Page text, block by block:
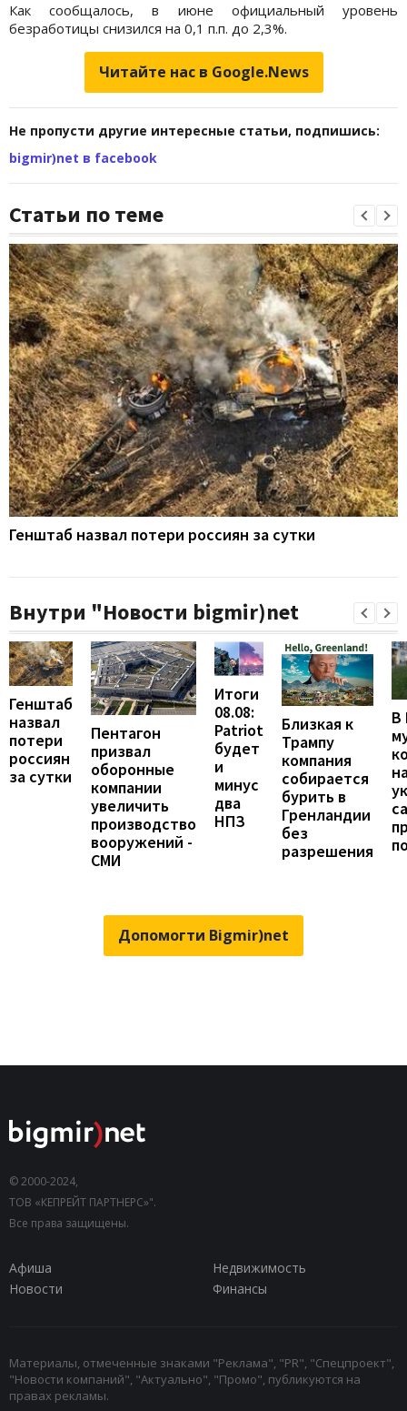
Как сообщалось, в июне официальный уровень
безработицы снизился на 0,1 п.п. до 2,3%.
Читайте нас в Google.News
Не пропусти другие интересные статьи, подпишись:
bigmir)net в facebook
Статьи по теме
Генштаб назвал потери россиян за сутки
Внутри "Новости bigmir)net
Генштаб
назвал
потери
россиян
за сутки
Пентагон
призвал
оборонные
компании
увеличить
производство
вооружений -
СМИ
Итоги
08.08:
Patriot
будет
и
минус
два
НПЗ
Близкая к
Трампу
компания
собирается
бурить в
Гренландии
без
разрешения
В
Допомогти Bigmir)net
© 2000-2024,
ТОВ «КЕПРЕЙТ ПАРТНЕРС»".
Все права защищены.
Афиша
Недвижимость
Новости
Финансы
Материалы, отмеченные знаками "Реклама", "PR", "Спецпроект",
"Новости компаний", "Актуально", "Промо", публикуются на
правах рекламы.